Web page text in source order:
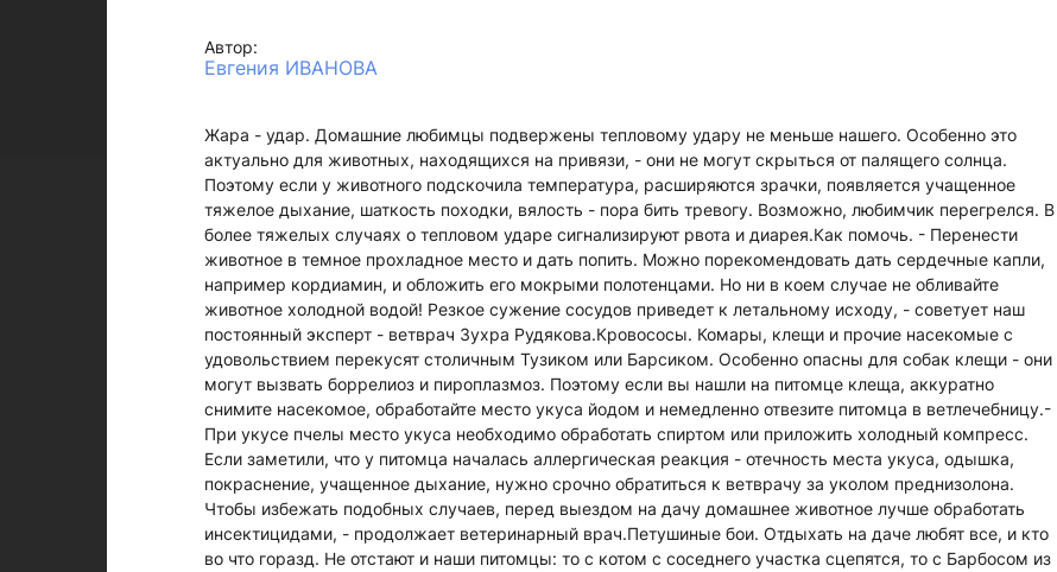
Автор:
Евгения ИВАНОВА
Жара - удар. Домашние лю­бимцы подвержены тепловому удару не меньше нашего. Особенно это
актуально для животных, находящихся на привязи, - они не могут скрыться от палящего солнца.
Поэтому если у животного подскочила температура, расширяются зрачки, появляется учащенное
тяжелое дыхание, шаткость походки, вялость - пора бить тревогу. Возможно, любимчик перегрелся. В
более тяжелых случаях о тепловом ударе сигнализируют рвота и диарея.Как помочь. - Перенести
животное в темное прохладное место и дать попить. Можно порекомендовать дать сердечные капли,
например кордиамин, и обложить его мокрыми полотенцами. Но ни в коем случае не обливайте
животное холодной водой! Резкое сужение сосудов приведет к летальному исходу, - советует наш
постоянный эксперт - ветврач Зухра Рудякова.Кровососы. Комары, клещи и прочие насекомые с
удовольствием перекусят столичным Тузиком или Барсиком. Особенно опасны для собак клещи - они
могут вызвать боррелиоз и пироплазмоз. Поэтому если вы нашли на питомце клеща, аккуратно
снимите насекомое, обработайте место укуса йодом и немедленно отвезите питомца в ветлечебницу.-
При укусе пчелы место укуса необходимо обработать спиртом или приложить холодный компресс.
Если заметили, что у питомца началась аллергическая реакция - отечность места укуса, одышка,
покраснение, учащенное дыхание, нужно срочно обратиться к ветврачу за уколом преднизолона.
Чтобы избежать подобных случаев, перед выездом на дачу домашнее животное лучше обработать
инсектицидами, - продолжает ветеринарный врач.Петушиные бои. Отдыхать на даче любят все, и кто
во что горазд. Не отстают и наши питомцы: то с котом с соседнего участка сцепятся, то с Барбосом из